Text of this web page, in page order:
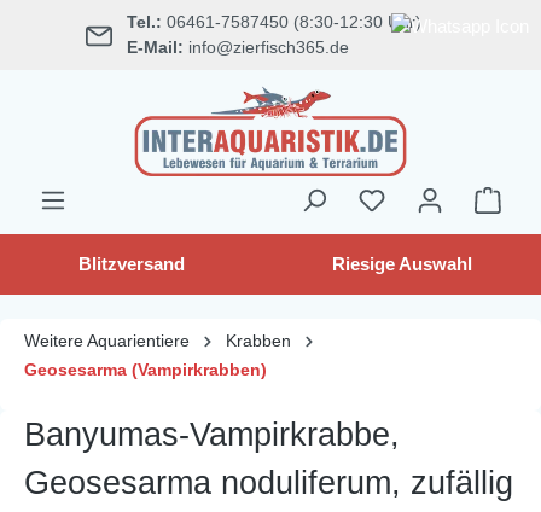
springen Tel.: 06461-7587450 (8:30-12:30 Uhr)
E-Mail: info@zierfisch365.de
Blitzversand Riesige Auswahl
Weitere Aquarientiere
Krabben
Geosesarma (Vampirkrabben)
Banyumas-Vampirkrabbe,
Geosesarma noduliferum, zufällig